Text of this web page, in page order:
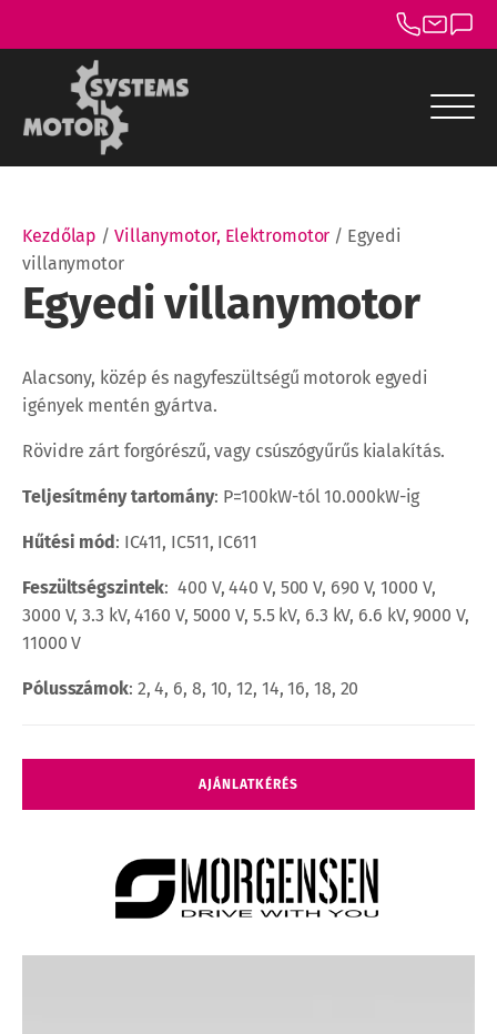
Kezdőlap / Villanymotor, Elektromotor / Egyedi
villanymotor
Egyedi villanymotor
Alacsony, közép és nagyfeszültségű motorok egyedi
igények mentén gyártva.
Rövidre zárt forgórészű, vagy csúszógyűrűs kialakítás.
Teljesítmény tartomány: P=100kW-tól 10.000kW-ig
Hűtési mód: IC411, IC511, IC611
Feszültségszintek: 400 V, 440 V, 500 V, 690 V, 1000 V,
3000 V, 3.3 kV, 4160 V, 5000 V, 5.5 kV, 6.3 kV, 6.6 kV, 9000 V,
11000 V
Pólusszámok: 2, 4, 6, 8, 10, 12, 14, 16, 18, 20
AJÁNLATKÉRÉS